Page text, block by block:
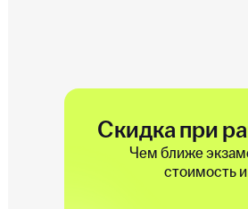
Скидка при
Чем ближе
стоимость